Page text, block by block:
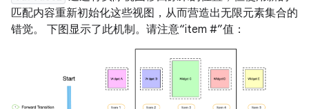
匹配内容重新初始化这些视图，从而营造出无限元素集合的
错觉。 下图显示了此机制。请注意“item #”值：